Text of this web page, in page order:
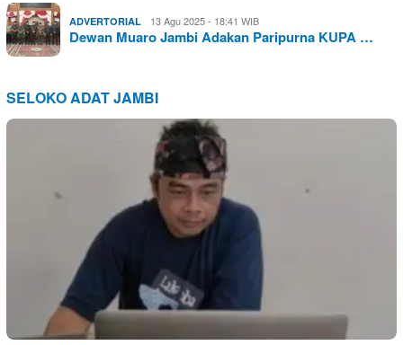
ADVERTORIAL 13 Agu 2025 - 18:41 WIB
Dewan Muaro Jambi Adakan Paripurna KUPA …
SELOKO ADAT JAMBI